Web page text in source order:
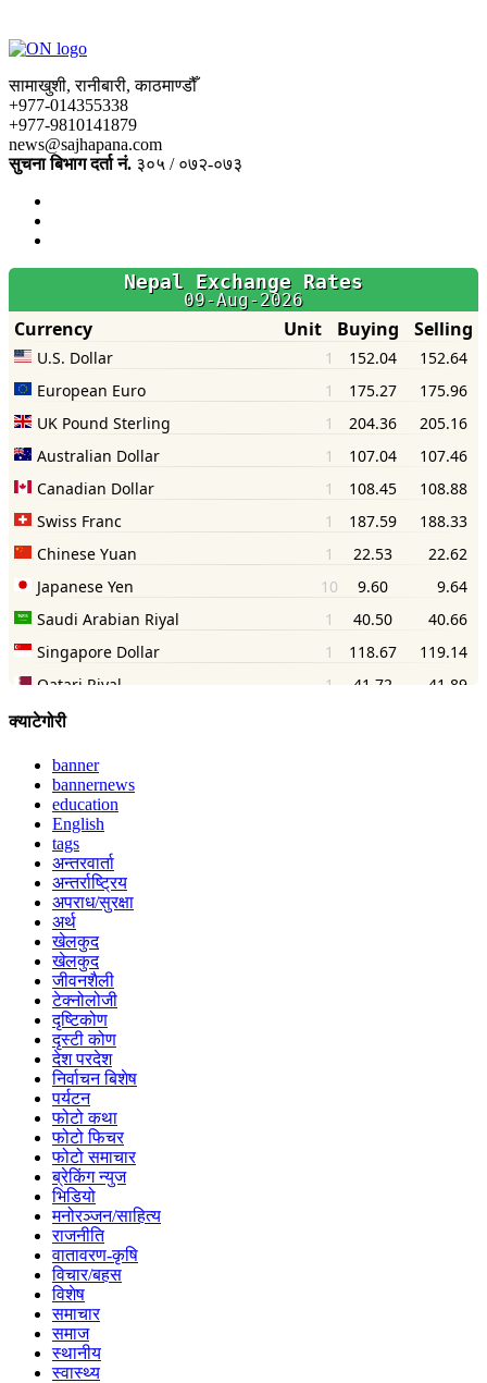
सामाखुशी, रानीबारी, काठमाण्डौँ
+977-014355338
+977-9810141879
news@sajhapana.com
सुचना बिभाग दर्ता नं. ३०५ / ०७२-०७३
क्याटेगोरी
banner
bannernews
education
English
tags
अन्तरवार्ता
अन्तर्राष्ट्रिय
अपराध/सुरक्षा
अर्थ
खेलकुद
खेलकुद
जीवनशैली
टेक्नोलोजी
दृष्टिकोण
दृस्टी कोण
देश परदेश
निर्वाचन बिशेष
पर्यटन
फोटो कथा
फोटो फिचर
फोटो समाचार
ब्रेकिंग न्युज
भिडियो
मनोरञ्जन/साहित्य
राजनीति
वातावरण-कृषि
विचार/बहस
विशेष
समाचार
समाज
स्थानीय
स्वास्थ्य